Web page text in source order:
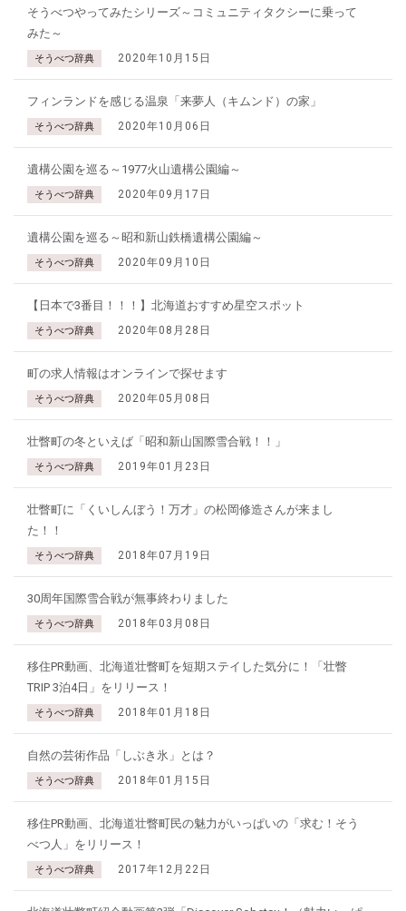
そうべつやってみたシリーズ～コミュニティタクシーに乗って
みた～
そうべつ辞典 2020年10月15日
フィンランドを感じる温泉「来夢人（キムンド）の家」
そうべつ辞典 2020年10月06日
遺構公園を巡る～1977火山遺構公園編～
そうべつ辞典 2020年09月17日
遺構公園を巡る～昭和新山鉄橋遺構公園編～
そうべつ辞典 2020年09月10日
【日本で3番目！！！】北海道おすすめ星空スポット
そうべつ辞典 2020年08月28日
町の求人情報はオンラインで探せます
そうべつ辞典 2020年05月08日
壮瞥町の冬といえば「昭和新山国際雪合戦！！」
そうべつ辞典 2019年01月23日
壮瞥町に「くいしんぼう！万才」の松岡修造さんが来まし
た！！
そうべつ辞典 2018年07月19日
30周年国際雪合戦が無事終わりました
そうべつ辞典 2018年03月08日
移住PR動画、北海道壮瞥町を短期ステイした気分に！「壮瞥
TRIP 3泊4日」をリリース！
そうべつ辞典 2018年01月18日
自然の芸術作品「しぶき氷」とは？
そうべつ辞典 2018年01月15日
移住PR動画、北海道壮瞥町民の魅力がいっぱいの「求む！そう
べつ人」をリリース！
そうべつ辞典 2017年12月22日